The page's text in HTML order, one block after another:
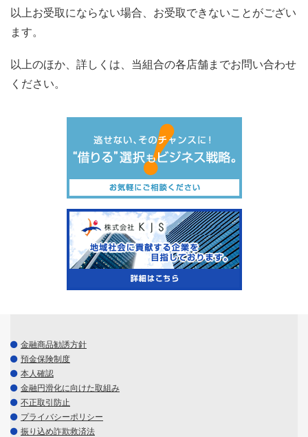
以上お受取にならない場合、お受取できないことがござい
ます。
以上のほか、詳しくは、当組合の各店舗までお問い合わせ
ください。
金融商品勧誘方針
預金保険制度
本人確認
金融円滑化に向けた取組み
不正取引防止
プライバシーポリシー
振り込め詐欺救済法